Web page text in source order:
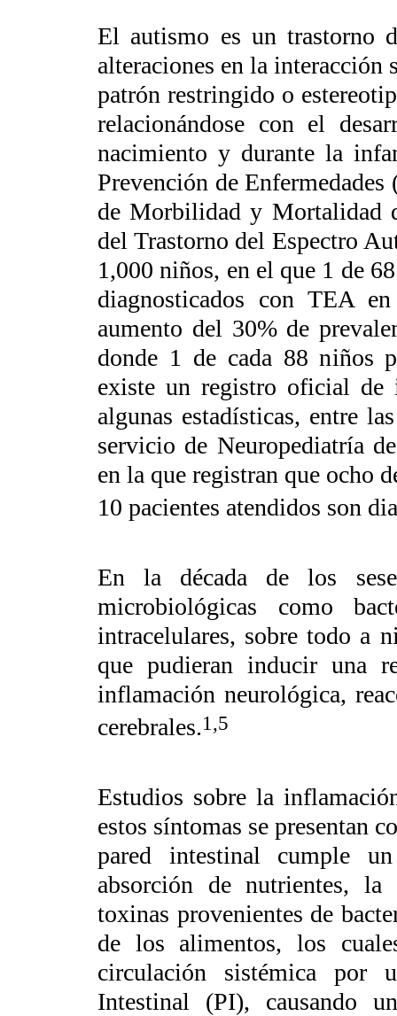
El autismo es un trastorno
alteraciones en la
patrón restringido o
relacionándose con el
nacimiento y durante la
Prevención de
de Morbilidad y Mortalidad
del Trastorno del Espectro
1,000 niños, en el que 1 de
diagnosticados con TEA
aumento del 30% de
donde 1 de cada 88 niños
existe un registro oficial de
algunas estadísticas, entre
servicio de Neuropediatría
en la que registran que ocho
10 pacientes atendidos son
En la década de los
microbiológicas como
intracelulares, sobre todo a
que pudieran inducir una
inflamación neurológica,
cerebrales.1,5
Estudios sobre la
estos síntomas se presentan
pared intestinal cumple
absorción de nutrientes,
toxinas provenientes de
de los alimentos, los
circulación sistémica por
Intestinal (PI), causando